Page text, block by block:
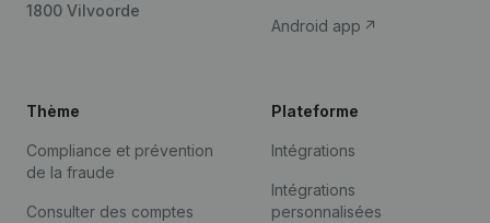
1800 Vilvoorde
Android app
Thème
Compliance et prévention
de la fraude
Consulter des comptes
Plateforme
Intégrations
Intégrations
personnalisées